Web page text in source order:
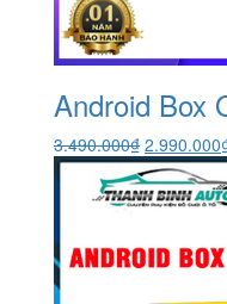
Android Box
3.490.000₫ Giá
gốc
là:
3.490.000₫.
2.990.000